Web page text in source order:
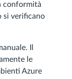
conformità
si verificano
Il
le
Azure